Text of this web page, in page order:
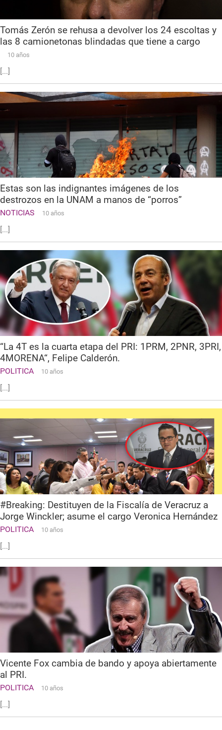
Tomás Zerón se rehusa a devolver los 24 escoltas y
las 8 camionetonas blindadas que tiene a cargo
10 años
[...]
Estas son las indignantes imágenes de los
destrozos en la UNAM a manos de “porros”
NOTICIAS 10 años
[...]
“La 4T es la cuarta etapa del PRI: 1PRM, 2PNR, 3PRI,
4MORENA“, Felipe Calderón.
POLITICA 10 años
[...]
#Breaking: Destituyen de la Fiscalía de Veracruz a
Jorge Winckler; asume el cargo Veronica Hernández
POLITICA 10 años
[...]
Vicente Fox cambia de bando y apoya abiertamente
al PRI.
POLITICA 10 años
[...]